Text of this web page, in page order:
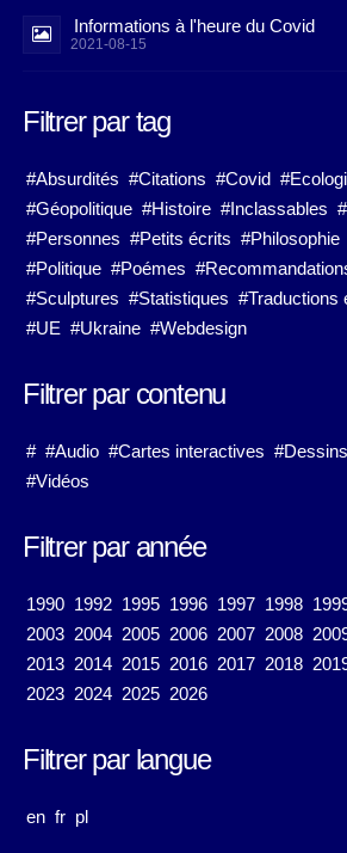
Informations à l'heure du Covid
2021-08-15
Filtrer par tag
#Absurdités #Citations #Covid
#Géopolitique #Histoire #Inclassables
#Personnes #Petits écrits #Philosophie
#Politique #Poémes
#Sculptures #Statistiques #Traductions
#UE #Ukraine #Webdesign
Filtrer par contenu
# #Audio #Cartes interactives #Dessins
#Vidéos
Filtrer par année
1990 1992 1995 1996 1997 1998
2003 2004 2005 2006 2007 2008
2013 2014 2015 2016 2017 2018
2023 2024 2025 2026
Filtrer par langue
en fr pl